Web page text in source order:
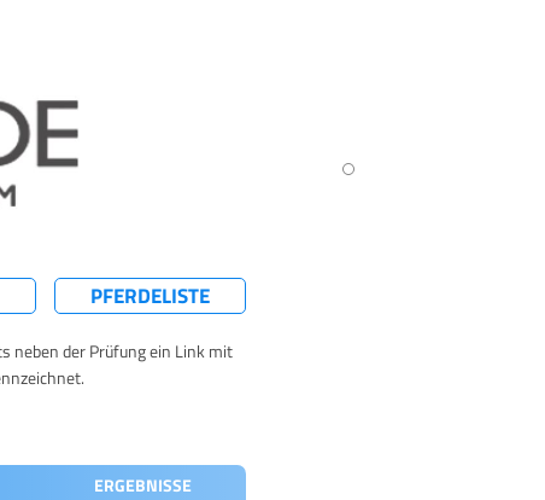
PFERDELISTE
neben der Prüfung ein Link mit
ERGEBNISSE